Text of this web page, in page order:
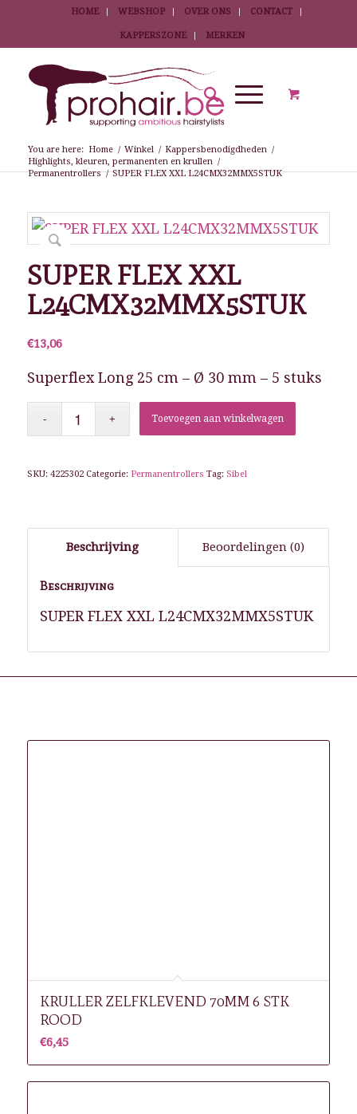
HOME WEBSHOP OVER ONS CONTACT
KAPPERSZONE MERKEN
You are here: Home / Winkel / Kappersbenodigdheden /
Highlights, kleuren, permanenten en krullen /
Permanentrollers / SUPER FLEX XXL L24CMX32MMX5STUK
SUPER FLEX XXL
L24CMX32MMX5STUK
€13,06
Superflex Long 25 cm – Ø 30 mm – 5 stuks
Toevoegen aan winkelwagen
SKU: 4225302 Categorie: Permanentrollers Tag: Sibel
Beschrijving Beoordelingen (0)
Beschrijving
SUPER FLEX XXL L24CMX32MMX5STUK
KRULLER ZELFKLEVEND 70MM 6 STK
ROOD
€6,45